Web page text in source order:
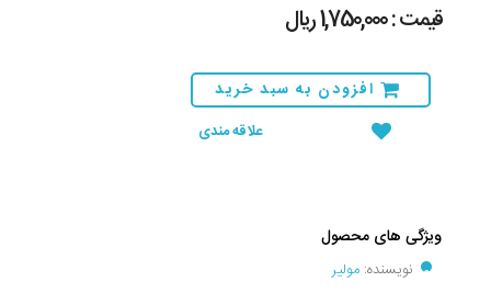
قیمت : 1,750,000 ريال
افزودن به سبد خرید
علاقه مندی
ویژگی های محصول
نویسنده: مولیر